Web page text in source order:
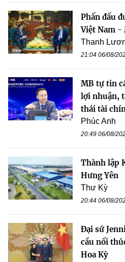
Phấn đấu
Việt Nam -
Thanh
21:04 06/08/
MB tự tin
lợi nhuận,
thái tài
Phúc Anh
20:49 06/08/
Thành lập
Hưng Yên
Thư Kỳ
20:44 06/08/
Đại sứ
cầu nối
Hoa Kỳ